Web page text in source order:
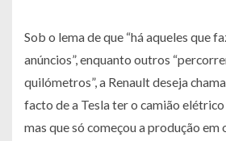
Sob o lema de que “há aqueles que
anúncios”, enquanto outros
quilómetros”, a Renault deseja
facto de a Tesla ter o camião
mas que só começou a produção